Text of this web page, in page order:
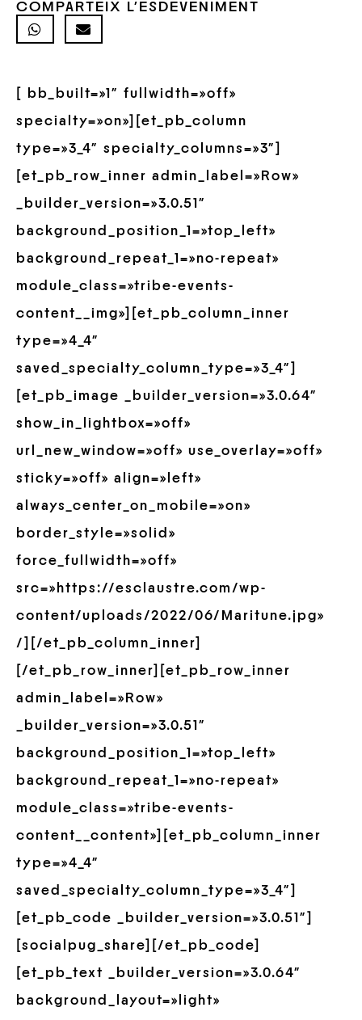
COMPARTEIX L'ESDEVENIMENT
[ bb_built=»1″ fullwidth=»off»
specialty=»on»][et_pb_column
type=»3_4″ specialty_columns=»3″]
[et_pb_row_inner admin_label=»Row»
_builder_version=»3.0.51″
background_position_1=»top_left»
background_repeat_1=»no-repeat»
module_class=»tribe-events-
content__img»][et_pb_column_inner
type=»4_4″
saved_specialty_column_type=»3_4″]
[et_pb_image _builder_version=»3.0.64″
show_in_lightbox=»off»
url_new_window=»off» use_overlay=»off»
sticky=»off» align=»left»
always_center_on_mobile=»on»
border_style=»solid»
force_fullwidth=»off»
src=»https://esclaustre.com/wp-
content/uploads/2022/06/Maritune.jpg»
/][/et_pb_column_inner]
[/et_pb_row_inner][et_pb_row_inner
admin_label=»Row»
_builder_version=»3.0.51″
background_position_1=»top_left»
background_repeat_1=»no-repeat»
module_class=»tribe-events-
content__content»][et_pb_column_inner
type=»4_4″
saved_specialty_column_type=»3_4″]
[et_pb_code _builder_version=»3.0.51″]
[socialpug_share][/et_pb_code]
[et_pb_text _builder_version=»3.0.64″
background_layout=»light»